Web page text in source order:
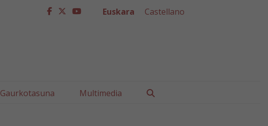
facebook
twitter
youtube
Euskara Castellano
Gaurkotasuna Multimedia